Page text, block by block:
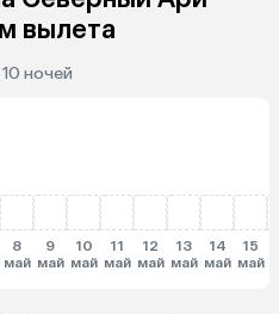
вылета
ночей
8
май
9
май
10
май
11
май
12
май
13
май
14
май
15
май